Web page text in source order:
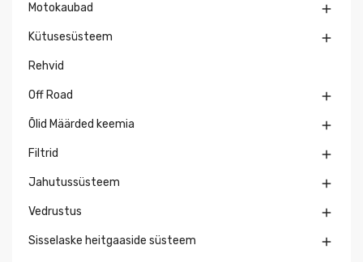
Motokaubad 
Kütusesüsteem 
Rehvid
Off Road 
Õlid Määrded keemia 
Filtrid 
Jahutussüsteem 
Vedrustus 
Sisselaske heitgaaside süsteem 